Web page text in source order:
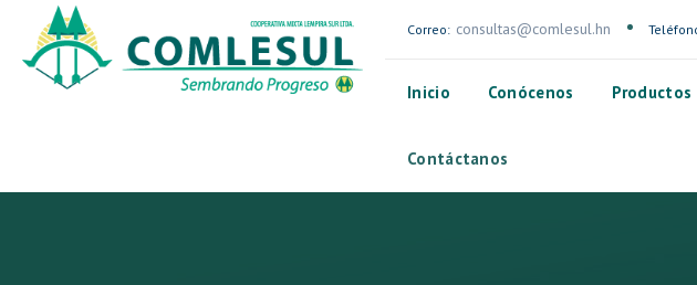
Correo: consultas@comlesul.hn
Inicio Conócenos Productos
Contáctanos